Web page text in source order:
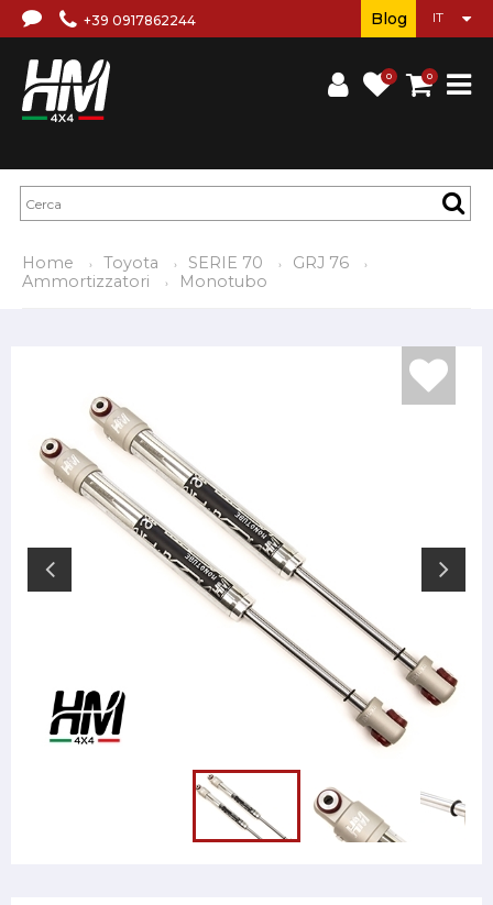
+39 0917862244
0 0
Blog
Home Toyota SERIE 70
GRJ 76
Ammortizzatori
Monotubo